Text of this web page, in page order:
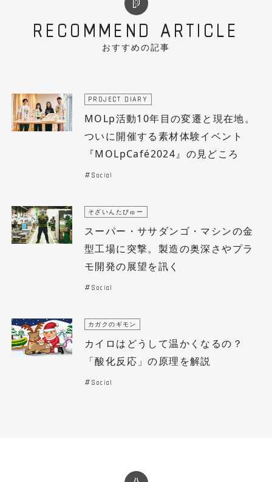
RECOMMEND ARTICLE
おすすめの記事
PROJECT DIARY
MOLp活動10年目の変遷と現在地。
ついに開催する素材体験イベント
『MOLpCafé2024』の見どころ
Social
そざいんたびゅー
スーパー・ササダンゴ・マシンの金
型工場に突撃。製造の奥深さやプラ
モ開発の展望を訊く
Social
カガクのギモン
カイロはどうして温かくなるの？
「酸化反応」の原理を解説
Social